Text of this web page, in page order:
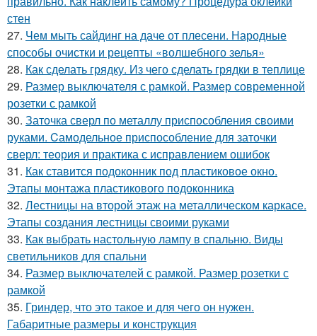
стен
27. Чем мыть сайдинг на даче от плесени. Народные
способы очистки и рецепты «волшебного зелья»
28. Как сделать грядку. Из чего сделать грядки в теплице
29. Размер выключателя с рамкой. Размер современной
розетки с рамкой
30. Заточка сверл по металлу приспособления своими
руками. Cамодельное приспособление для заточки
сверл: теория и практика с исправлением ошибок
31. Как ставится подоконник под пластиковое окно.
Этапы монтажа пластикового подоконника
32. Лестницы на второй этаж на металлическом каркасе.
Этапы создания лестницы своими руками
33. Как выбрать настольную лампу в спальню. Виды
светильников для спальни
34. Размер выключателей с рамкой. Размер розетки с
рамкой
35. Гриндер, что это такое и для чего он нужен.
Габаритные размеры и конструкция